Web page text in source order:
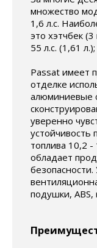
множество
1,6 л.с.
это хэтчбек
55 л.с. (1,61
Passat имеет
отделке
алюминиевые
уверенно
устойчивость
топлива 10,2 -
обладает
подушки, АBS,